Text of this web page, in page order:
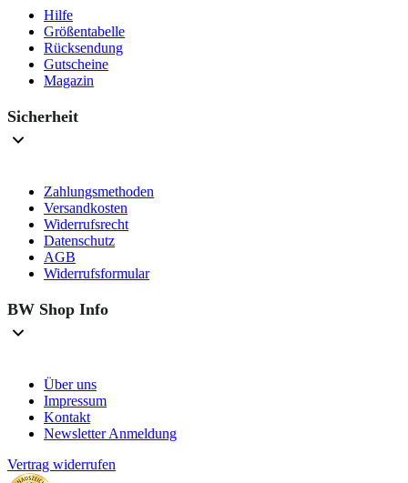
Hilfe
Größentabelle
Rücksendung
Gutscheine
Magazin
Sicherheit
Zahlungsmethoden
Versandkosten
Widerrufsrecht
Datenschutz
AGB
Widerrufsformular
BW Shop Info
Über uns
Impressum
Kontakt
Newsletter Anmeldung
Vertrag widerrufen